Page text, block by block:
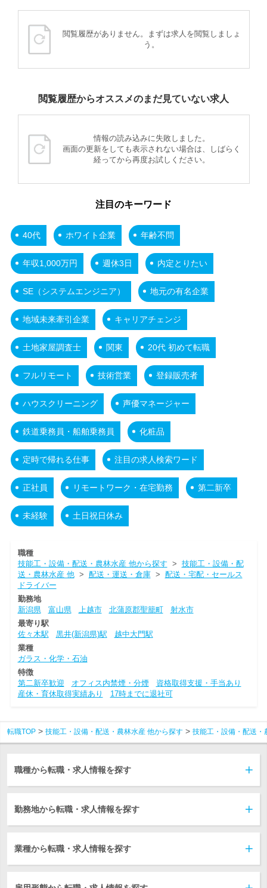
閲覧履歴がありません。まずは求人を閲覧しましょ
う。
閲覧履歴からオススメのまだ見ていない求人
情報の読み込みに失敗しました。
画面の更新をしても表示されない場合は、しばらく
経ってから再度お試しください。
注目のキーワード
40代 ホワイト企業 年齢不問
年収1,000万円 週休3日 内定とりたい
SE（システムエンジニア） 地元の有名企業
地域未来牽引企業 キャリアチェンジ
土地家屋調査士 関東 20代 初めて転職
フルリモート 技術営業 登録販売者
ハウスクリーニング 声優マネージャー
鉄道乗務員・船舶乗務員 化粧品
定時で帰れる仕事 注目の求人検索ワード
正社員 リモートワーク・在宅勤務 第二新卒
未経験 土日祝日休み
職種
技能工・設備・配送・農林水産 他から探す > 技能工・設備・配
送・農林水産 他> 配送・運送・倉庫> 配送・宅配・セールス
ドライバー
勤務地
新潟県
富山県 上越市 北蒲原郡聖籠町
射水市
最寄り駅
佐々木駅
黒井(新潟県)駅
越中大門駅
業種
ガラス・化学・石油
特徴
第二新卒歓迎
オフィス内禁煙・分煙
資格取得支援・手当あり
産休・育休取得実績あり
17時までに退社可
転職TOP 技能工・設備・配送・農林水産 他から探す 技能工・設備・配送・
職種から転職・求人情報を探す
勤務地から転職・求人情報を探す
業種から転職・求人情報を探す